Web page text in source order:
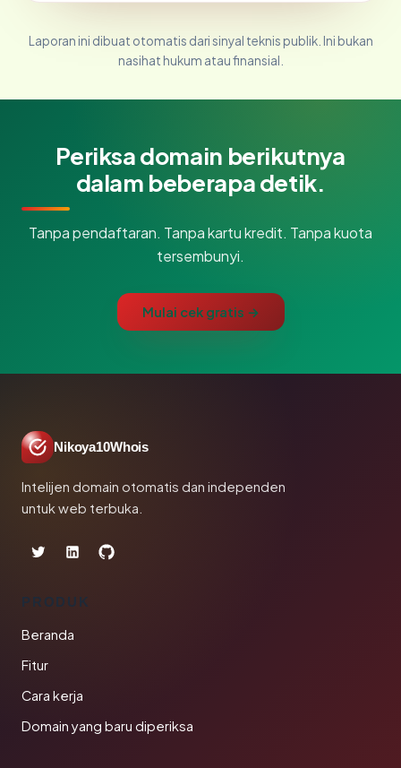
Laporan ini dibuat otomatis dari sinyal teknis publik. Ini bukan
nasihat hukum atau finansial.
Periksa domain berikutnya
dalam beberapa detik.
Tanpa pendaftaran. Tanpa kartu kredit. Tanpa kuota
tersembunyi.
Mulai cek gratis →
Nikoya10Whois
Intelijen domain otomatis dan independen
untuk web terbuka.
PRODUK
Beranda
Fitur
Cara kerja
Domain yang baru diperiksa